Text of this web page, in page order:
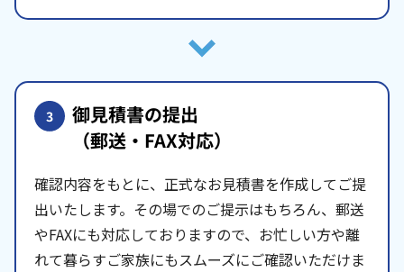
3 御見積書の提出
（郵送・FAX対応）
確認内容をもとに、正式なお見積書を作成してご提
出いたします。その場でのご提示はもちろん、郵送
やFAXにも対応しておりますので、お忙しい方や離
れて暮らすご家族にもスムーズにご確認いただけま